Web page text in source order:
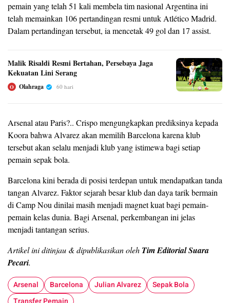
pemain yang telah 51 kali membela tim nasional Argentina ini
telah memainkan 106 pertandingan resmi untuk Atlético Madrid.
Dalam pertandingan tersebut, ia mencetak 49 gol dan 17 assist.
Malik Risaldi Resmi Bertahan, Persebaya Jaga
Kekuatan Lini Serang
O Olahraga 60 hari
Arsenal atau Paris?.. Crispo mengungkapkan prediksinya kepada
Koora bahwa Alvarez akan memilih Barcelona karena klub
tersebut akan selalu menjadi klub yang istimewa bagi setiap
pemain sepak bola.
Barcelona kini berada di posisi terdepan untuk mendapatkan tanda
tangan Alvarez. Faktor sejarah besar klub dan daya tarik bermain
di Camp Nou dinilai masih menjadi magnet kuat bagi pemain-
pemain kelas dunia. Bagi Arsenal, perkembangan ini jelas
menjadi tantangan serius.
Artikel ini ditinjau & dipublikasikan oleh Tim Editorial Suara
Pecari.
Arsenal Barcelona Julian Alvarez
Sepak Bola